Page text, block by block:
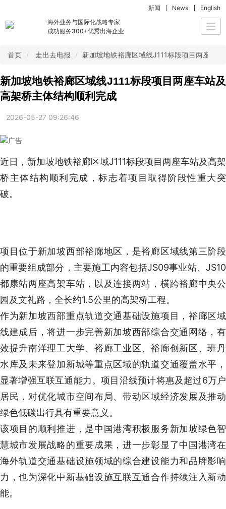
海外业务与国际化战略专家
成功服务300+优秀出海企业
新闻 News English
首页 走出去电报 新加坡地铁裕廊区域线J111标段项目两座车
新加坡地铁裕廊区域线J111标段项目两座车站及
高架桥主体结构顺利完成
2026-05-27 09:26:46
近日，新加坡地铁裕廊区域J111标段项目两座车站及高架
桥主体结构顺利完成，标志着项目取得阶段性重大突
破。
项目位于新加坡西部裕廊地区，是裕廊区域线第三阶段
的重要组成部分，主要施工内容包括JS09事业站、JS10
都康站两座高架车站，以及连接两站，横跨裕廊中央公
园及文礼路，全长约1.5公里的高架桥工程。
作为新加坡西部重点轨道交通基础设施项目，裕廊区域
线建成后，将进一步完善新加坡西部综合交通网络，有
效提升南洋理工大学、裕廊工业区、裕廊创新区、班丹
水库及未来登加新城等重点区域的轨道交通覆盖水平，
显著增强互联互通能力。项目沿线预计将惠及超过6万户
居民，对优化城市空间布局、带动区域经济发展及推动
绿色低碳出行具有重要意义。
该项目的顺利推进，是中国港湾积极服务新加坡绿色智
慧城市发展战略的重要成果，进一步彰显了中国港湾在
海外轨道交通基础设施领域的综合建设能力和品牌影响
力，也为深化中新基础设施互联互通合作持续注入新动
能。